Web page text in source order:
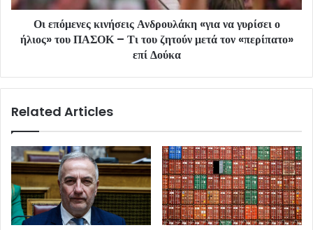
Οι επόμενες κινήσεις Ανδρουλάκη «για να γυρίσει ο
ήλιος» του ΠΑΣΟΚ – Τι του ζητούν μετά τον «περίπατο»
επί Δούκα
Related Articles